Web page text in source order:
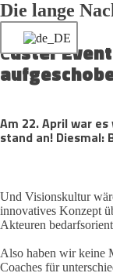
Die lange
Do`s
Custer
Am 22. April war
stand an! Diesmal:
Und Visionskultur
innovatives Konzept
Akteuren
Also haben wir keine
Coaches für